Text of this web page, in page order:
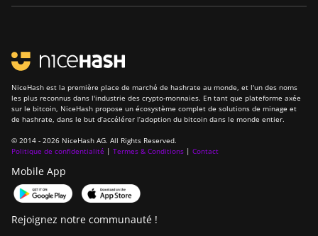
NiceHash est la première place de marché de hashrate au monde, et l'un des noms
les plus reconnus dans l'industrie des crypto-monnaies. En tant que plateforme axée
sur le bitcoin, NiceHash propose un écosystème complet de solutions de minage et
de hashrate, dans le but d’accélérer l’adoption du bitcoin dans le monde entier.
© 2014 - 2026 NiceHash AG. All Rights Reserved.
Politique de confidentialité | Termes & Conditions | Contact
Mobile App
Rejoignez notre communauté !